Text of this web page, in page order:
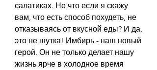
салатиках. Но что если я скажу
вам, что есть способ похудеть, не
отказываясь от вкусной еды? И да,
это не шутка! Имбирь - наш новый
герой. Он не только делает нашу
жизнь ярче в холодное время